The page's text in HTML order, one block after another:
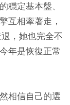
穩定基本盤、
互相牽著走，
，她也完全不
年是恢復正常
相信自己的選